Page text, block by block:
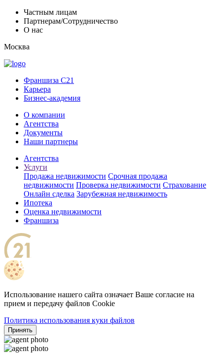
Частным лицам
Партнерам/Сотрудничество
О нас
Москва
Франшиза C21
Карьера
Бизнес-академия
О компании
Агентства
Документы
Наши партнеры
Агентства
Услуги
Продажа недвижимости Срочная продажа
недвижимости Проверка недвижимости Страхование
Онлайн сделка Зарубежная недвижимость
Ипотека
Оценка недвижимости
Франшиза
Использование нашего сайта означает Ваше согласие на
прием и передачу файлов Cookie
Политика использования куки файлов
Принять